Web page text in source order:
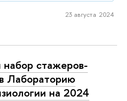
23 августа 2024
стажеров-
Лабораторию
на 2024